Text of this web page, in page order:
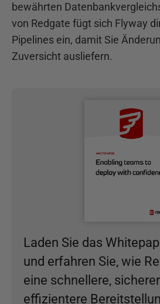
bewährten
von Redgate fügt sich Flyway
Pipelines ein, damit Sie
Zuversicht ausliefern.
Laden Sie das
und erfahren Sie, wie
eine schnellere,
effizientere